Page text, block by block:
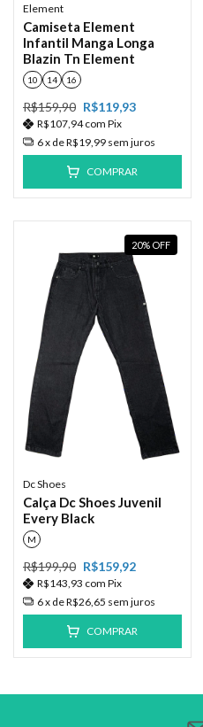
Element
Camiseta Element
Infantil Manga Longa
Blazin Tn Element
10 14 16
R$159,90 R$119,93
R$107,94com Pix
6x deR$19,99 sem juros
COMPRAR
20% OFF
Dc Shoes
Calça Dc Shoes Juvenil
Every Black
M
R$199,90 R$159,92
R$143,93 com Pix
6x deR$26,65 sem juros
COMPRAR